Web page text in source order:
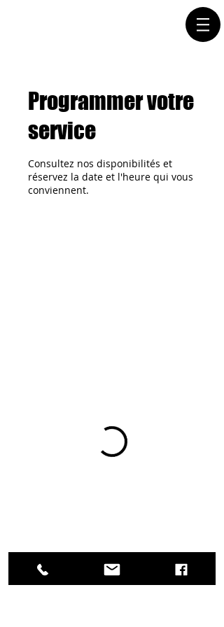
Connectez-vous
Programmer votre
service
Consultez nos disponibilités et
réservez la date et l'heure qui vous
conviennent.